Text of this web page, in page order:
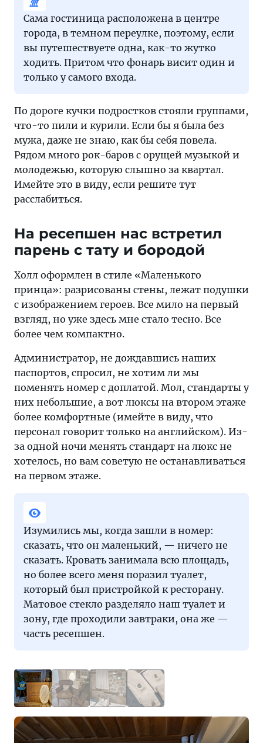
Сама гостиница расположена в центре
города, в темном переулке, поэтому, если
вы путешествуете одна, как-то жутко
ходить. Притом что фонарь висит один и
только у самого входа.
По дороге кучки подростков стояли группами,
что-то пили и курили. Если бы я была без
мужа, даже не знаю, как бы себя повела.
Рядом много рок-баров с орущей музыкой и
молодежью, которую слышно за квартал.
Имейте это в виду, если решите тут
расслабиться.
На ресепшен нас встретил
парень с тату и бородой
Холл оформлен в стиле «Маленького
принца»: разрисованы стены, лежат подушки
с изображением героев. Все мило на первый
взгляд, но уже здесь мне стало тесно. Все
более чем компактно.
Администратор, не дождавшись наших
паспортов, спросил, не хотим ли мы
поменять номер с доплатой. Мол, стандарты у
них небольшие, а вот люксы на втором этаже
более комфортные (имейте в виду, что
персонал говорит только на английском). Из-
за одной ночи менять стандарт на люкс не
хотелось, но вам советую не останавливаться
на первом этаже.
Изумились мы, когда зашли в номер:
сказать, что он маленький, — ничего не
сказать. Кровать занимала всю площадь,
но более всего меня поразил туалет,
который был пристройкой к ресторану.
Матовое стекло разделяло наш туалет и
зону, где проходили завтраки, она же —
часть ресепшен.